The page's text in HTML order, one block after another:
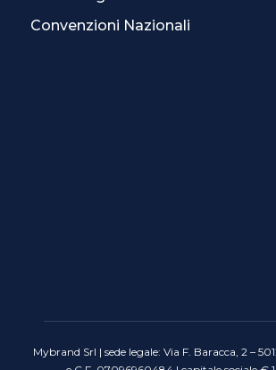
Convenzioni Nazionali
Mybrand Srl | sede legale: Via F. Baracca, 2 –